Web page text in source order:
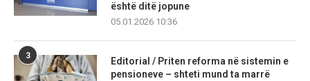
është ditë jopune
05.01.2026 10:36
3
Editorial / Priten reforma në sistemin e
pensioneve – shteti mund ta marrë